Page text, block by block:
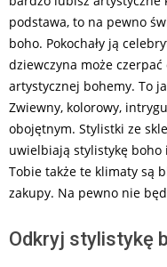
podstawa, to na pewno
boho. Pokochały ją
dziewczyna może
artystycznej bohemy. To
Zwiewny, kolorowy,
obojętnym. Stylistki ze
uwielbiają stylistykę boho
Tobie także te klimaty są
zakupy. Na pewno nie
Odkryj stylistykę